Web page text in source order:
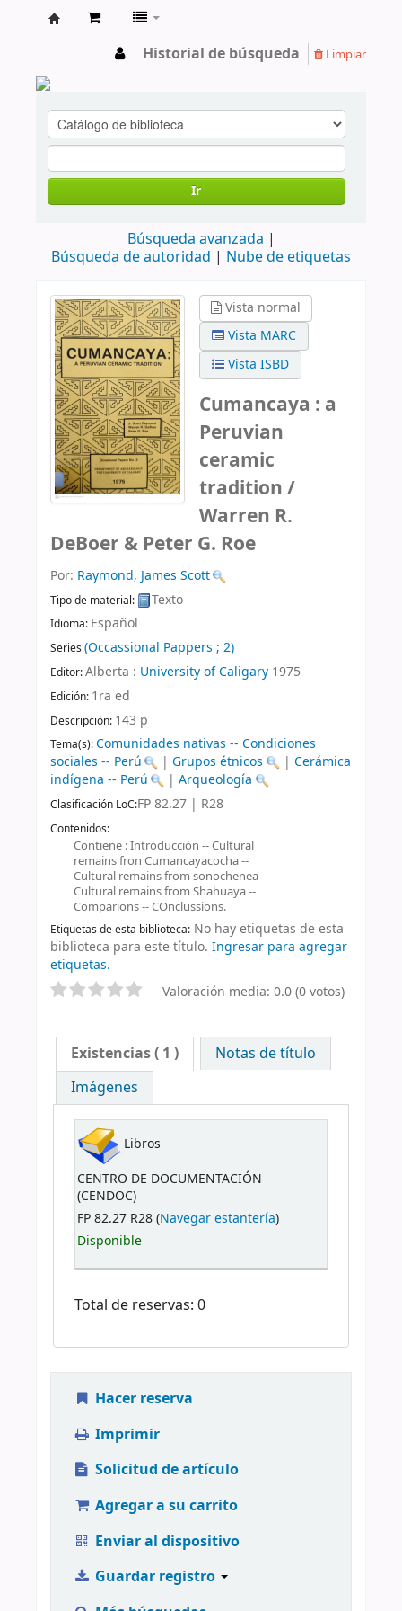
Historial de búsqueda Limpiar
Ir
Búsqueda avanzada
Búsqueda de autoridad
Nube de etiquetas
Vista normal
Vista MARC
Vista ISBD
Cumancaya : a
Peruvian
ceramic
tradition /
Warren R.
DeBoer & Peter G. Roe
Por: Raymond, James Scott
Tipo de material: Texto
Idioma: Español
Series (Occassional Pappers ; 2)
Editor:Alberta : University of Caligary 1975
Edición: 1ra ed
Descripción: 143 p
Tema(s):Comunidades nativas -- Condiciones
sociales -- Perú
|Grupos étnicos | Cerámica
indígena -- Perú
|Arqueología
Clasificación LoC:FP 82.27 | R28
Contenidos:
Contiene : Introducción -- Cultural
remains fron Cumancayacocha --
Cultural remains from sonochenea --
Cultural remains from Shahuaya --
Comparions -- COnclussions.
Etiquetas de esta biblioteca: No hay etiquetas de esta
biblioteca para este título. Ingresar para agregar
etiquetas.
Valoración media: 0.0 (0 votos)
Existencias( 1 )
Notas de título
Imágenes
Libros
CENTRO DE DOCUMENTACIÓN
(CENDOC)
FP 82.27 R28 (Navegar estantería)
Disponible
Total de reservas: 0
Hacer reserva
Imprimir
Solicitud de artículo
Agregar a su carrito
Enviar al dispositivo
Guardar registro